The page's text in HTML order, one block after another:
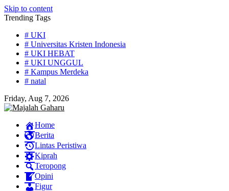
Skip to content
Trending Tags
# UKI
# Universitas Kristen Indonesia
# UKI HEBAT
# UKI UNGGUL
# Kampus Merdeka
# natal
Friday, Aug 7, 2026
Home
Berita
Lintas Peristiwa
Kiprah
Teropong
Opini
Figur